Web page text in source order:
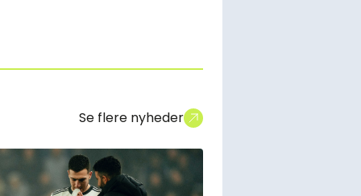
Se flere nyheder